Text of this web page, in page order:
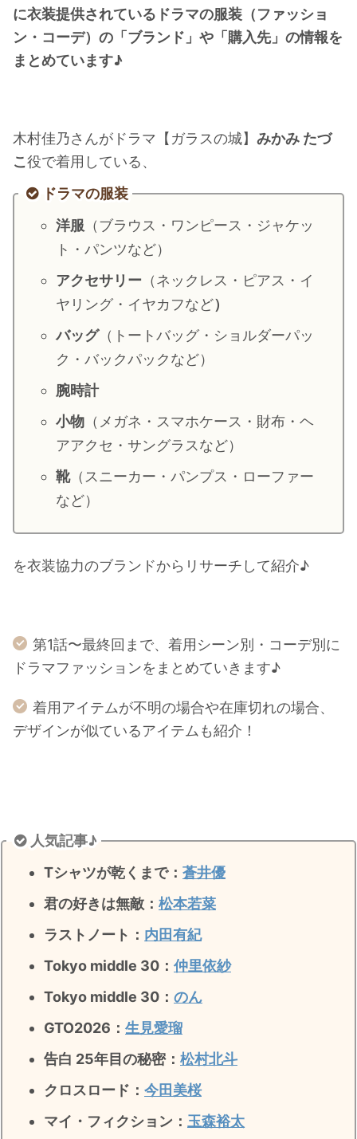
・芳根京子
・ 北川景子
・橋本環奈
・目黒蓮
・京本大我
・松村北斗
赤楚衛二
木村拓哉（キムタク）
玉森裕太
岡田将生
永瀬廉
平野紫耀
松下洸平
山田裕貴
田中圭
女子アナ衣装
に衣装提供されているドラマの服装（ファッショ
ン・コーデ）の「ブランド」や「購入先」の情報を
まとめています♪
木村佳乃さんがドラマ【ガラスの城】 みかみ たづ
こ役で着用している、
ドラマの服装
洋服 （ブラウス・ワンピース・ジャケッ
ト・パンツなど）
アクセサリー （ネックレス・ピアス・イ
ヤリング・イヤカフなど）
バッグ（トートバッグ・ショルダーパッ
ク・バックパックなど）
腕時計
小物 （メガネ・スマホケース・財布・ヘ
アアクセ・サングラスなど）
靴（スニーカー・パンプス・ローファー
など）
を衣装協力のブランドからリサーチして紹介♪
第1話〜最終回まで、着用シーン別・コーデ別に
ドラマファッションをまとめていきます♪
着用アイテムが不明の場合や在庫切れの場合、
デザインが似ているアイテムも紹介！
人気記事♪
Tシャツが乾くまで： 蒼井優
君の好きは無敵 ： 松本若菜
ラストノート ： 内田有紀
Tokyo middle 30： 仲里依紗
Tokyo middle 30： のん
GTO2026： 生見愛瑠
告白 25年目の秘密： 松村北斗
クロスロード： 今田美桜
マイ・フィクション： 玉森裕太